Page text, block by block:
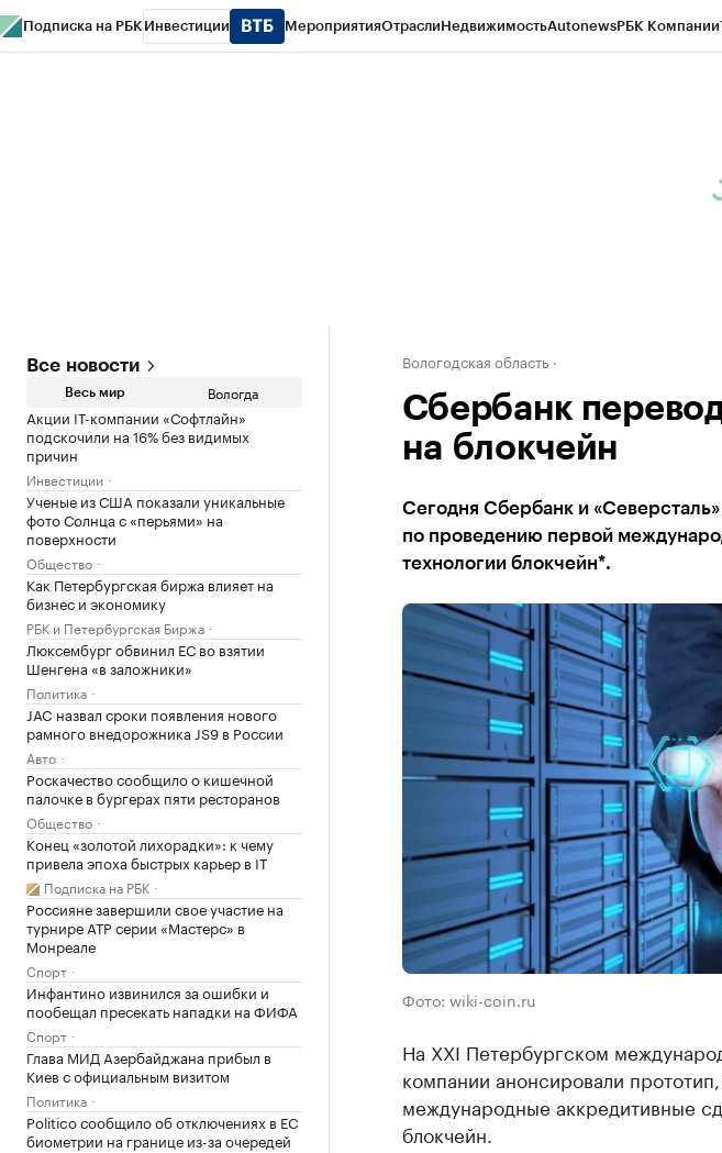
Подписка на РБК Инвестиции МероприятияОтраслиНедвижимостьAutonewsРБК Компании
Все новости
Весь мир Вологда
Акции IT-компании «Софтлайн»
подскочили на 16% без видимых
причин
Инвестиции
Ученые из США показали уникальные
фото Солнца с «перьями» на
поверхности
Общество
Как Петербургская биржа влияет на
бизнес и экономику
РБК и Петербургская Биржа
Люксембург обвинил ЕС во взятии
Шенгена «в заложники»
Политика
JAC назвал сроки появления нового
рамного внедорожника JS9 в России
Авто
Роскачество сообщило о кишечной
палочке в бургерах пяти ресторанов
Общество
Конец «золотой лихорадки»: к чему
привела эпоха быстрых карьер в IT
Подписка на РБК
Россияне завершили свое участие на
турнире ATP серии «Мастерс» в
Монреале
Спорт
Инфантино извинился за ошибки и
пообещал пресекать нападки на ФИФА
Спорт
Глава МИД Азербайджана прибыл в
Киев с официальным визитом
Политика
Politico сообщило об отключениях в ЕС
биометрии на границе из-за очередей
Вологодская область
Сбербанк
на блокчейн
Сегодня Сбербанк и
по проведению первой
технологии блокчейн*.
Фото: wiki-coin.ru
На XXI Петербургском
компании анонсировали
международные аккредитивные
блокчейн.